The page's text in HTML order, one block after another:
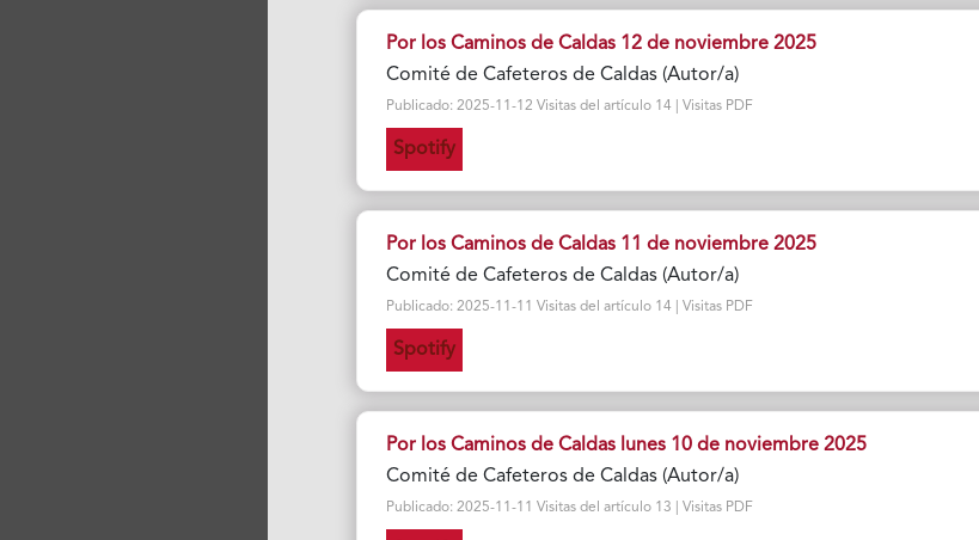
Por los Caminos de Caldas 12 de noviembre 2025
Comité de Cafeteros de Caldas (Autor/a)
Publicado: 2025-11-12 Visitas del artículo 14 | Visitas PDF
Spotify
Por los Caminos de Caldas 11 de noviembre 2025
Comité de Cafeteros de Caldas (Autor/a)
Publicado: 2025-11-11 Visitas del artículo 14 | Visitas PDF
Spotify
Por los Caminos de Caldas lunes 10 de noviembre 2025
Comité de Cafeteros de Caldas (Autor/a)
Publicado: 2025-11-11 Visitas del artículo 13 | Visitas PDF